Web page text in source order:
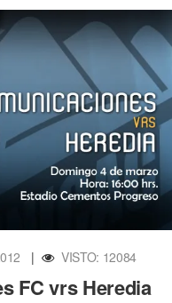
| VISTO: 12084
FC vrs Heredia